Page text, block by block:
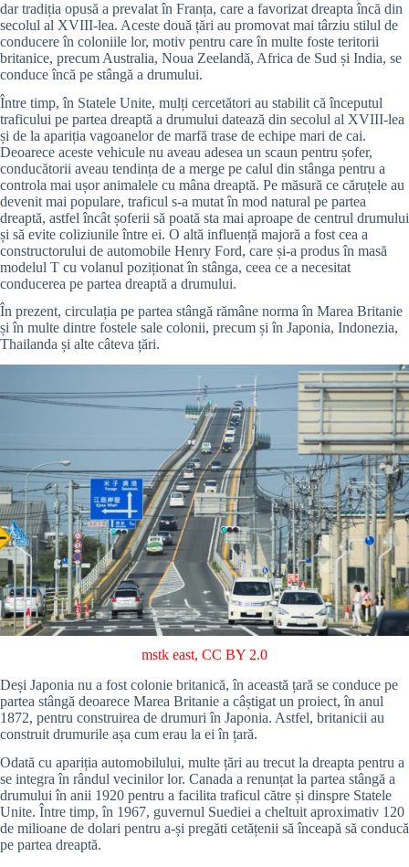
dar tradiția opusă a prevalat în Franța, care a favorizat dreapta încă din
secolul al XVIII-lea. Aceste două țări au promovat mai târziu stilul de
conducere în coloniile lor, motiv pentru care în multe foste teritorii
britanice, precum Australia, Noua Zeelandă, Africa de Sud și India, se
conduce încă pe stângă a drumului.
Între timp, în Statele Unite, mulți cercetători au stabilit că începutul
traficului pe partea dreaptă a drumului datează din secolul al XVIII-lea
și de la apariția vagoanelor de marfă trase de echipe mari de cai.
Deoarece aceste vehicule nu aveau adesea un scaun pentru șofer,
conducătorii aveau tendința de a merge pe calul din stânga pentru a
controla mai ușor animalele cu mâna dreaptă. Pe măsură ce căruțele au
devenit mai populare, traficul s-a mutat în mod natural pe partea
dreaptă, astfel încât șoferii să poată sta mai aproape de centrul drumului
și să evite coliziunile între ei. O altă influență majoră a fost cea a
constructorului de automobile Henry Ford, care și-a produs în masă
modelul T cu volanul poziționat în stânga, ceea ce a necesitat
conducerea pe partea dreaptă a drumului.
În prezent, circulația pe partea stângă rămâne norma în Marea Britanie
și în multe dintre fostele sale colonii, precum și în Japonia, Indonezia,
Thailanda și alte câteva țări.
mstk east, CC BY 2.0
Deși Japonia nu a fost colonie britanică, în această țară se conduce pe
partea stângă deoarece Marea Britanie a câștigat un proiect, în anul
1872, pentru construirea de drumuri în Japonia. Astfel, britanicii au
construit drumurile așa cum erau la ei în țară.
Odată cu apariția automobilului, multe țări au trecut la dreapta pentru a
se integra în rândul vecinilor lor. Canada a renunțat la partea stângă a
drumului în anii 1920 pentru a facilita traficul către și dinspre Statele
Unite. Între timp, în 1967, guvernul Suediei a cheltuit aproximativ 120
de milioane de dolari pentru a-și pregăti cetățenii să înceapă să conducă
pe partea dreaptă.